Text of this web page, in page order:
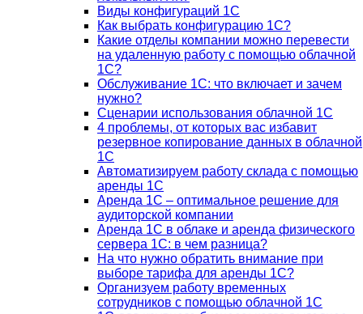
Виды конфигураций 1С
Как выбрать конфигурацию 1С?
Какие отделы компании можно перевести
на удаленную работу с помощью облачной
1С?
Обслуживание 1С: что включает и зачем
нужно?
Сценарии использования облачной 1С
4 проблемы, от которых вас избавит
резервное копирование данных в облачной
1С
Автоматизируем работу склада с помощью
аренды 1С
Аренда 1С – оптимальное решение для
аудиторской компании
Аренда 1С в облаке и аренда физического
сервера 1С: в чем разница?
На что нужно обратить внимание при
выборе тарифа для аренды 1С?
Организуем работу временных
сотрудников с помощью облачной 1С